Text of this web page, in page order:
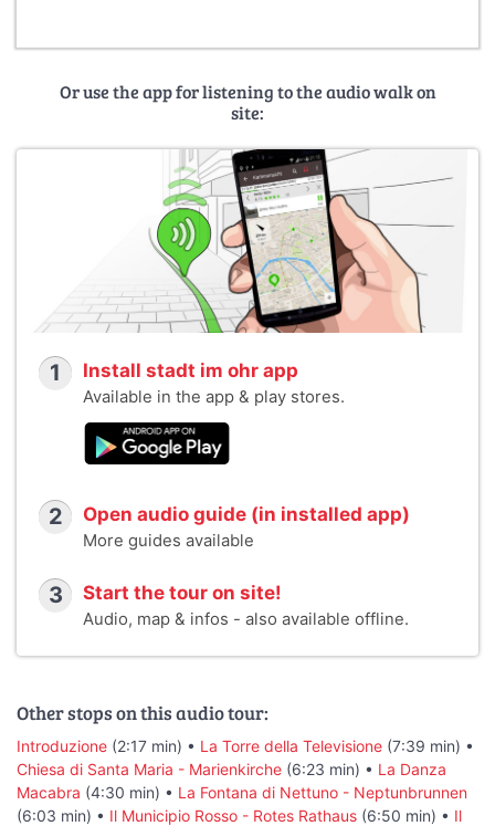
Or use the app for listening to the audio walk on
site:
1 Install stadt im ohr app
Available in the app & play stores.
2 Open audio guide (in installed app)
More guides available
3 Start the tour on site!
Audio, map & infos - also available offline.
Other stops on this audio tour:
Introduzione (2:17 min) • La Torre della Televisione (7:39 min) •
Chiesa di Santa Maria - Marienkirche (6:23 min) • La Danza
Macabra (4:30 min) • La Fontana di Nettuno - Neptunbrunnen
(6:03 min) • Il Municipio Rosso - Rotes Rathaus (6:50 min) • Il